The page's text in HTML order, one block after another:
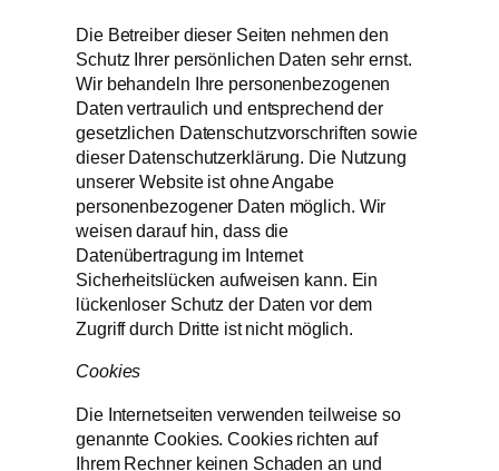
Die Betreiber dieser Seiten nehmen den
Schutz Ihrer persönlichen Daten sehr ernst.
Wir behandeln Ihre personenbezogenen
Daten vertraulich und entsprechend der
gesetzlichen Datenschutzvorschriften sowie
dieser Datenschutzerklärung. Die Nutzung
unserer Website ist ohne Angabe
personenbezogener Daten möglich. Wir
weisen darauf hin, dass die
Datenübertragung im Internet
Sicherheitslücken aufweisen kann. Ein
lückenloser Schutz der Daten vor dem
Zugriff durch Dritte ist nicht möglich.
Cookies
Die Internetseiten verwenden teilweise so
genannte Cookies. Cookies richten auf
Ihrem Rechner keinen Schaden an und